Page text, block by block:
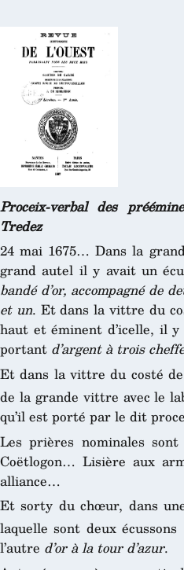
Proceix-verbal des
Tredez
24 mai 1675… Dans la
grand autel il y avait un
bandé d’or, accompagné de
et un. Et dans la vittre du
haut et éminent d’icelle, il
portant d’argent à trois
Et dans la vittre du costé
de la grande vittre avec le
qu’il est porté par le dit
Les prières nominales
Coëtlogon… Lisière aux
alliance…
Et sorty du chœur, dans
laquelle sont deux
l’autre d’or à la tour d’azur.